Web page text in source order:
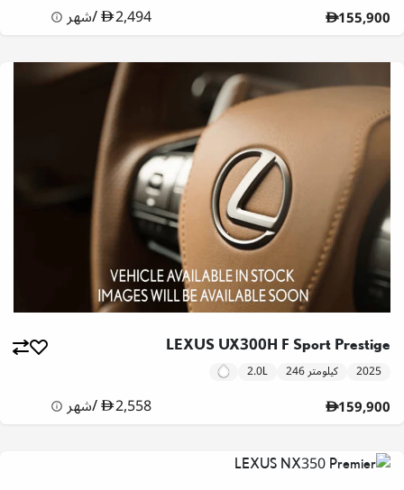
155,900
2,494
/شهر
LEXUS UX300H F Sport Prestige
2025 246 كيلومتر 2.0L
159,900
2,558
/شهر